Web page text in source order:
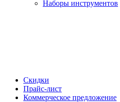
Наборы инструментов
Скидки
Прайс-лист
Коммерческое предложение